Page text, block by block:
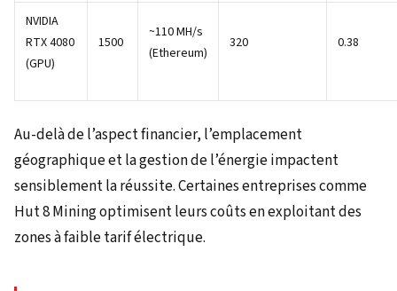
NVIDIA
RTX 4080
(GPU)
1500
~110 MH/s
(Ethereum)
320 0.38
Au-delà de l’aspect financier, l’emplacement
géographique et la gestion de l’énergie impactent
sensiblement la réussite. Certaines entreprises comme
Hut 8 Mining optimisent leurs coûts en exploitant des
zones à faible tarif électrique.